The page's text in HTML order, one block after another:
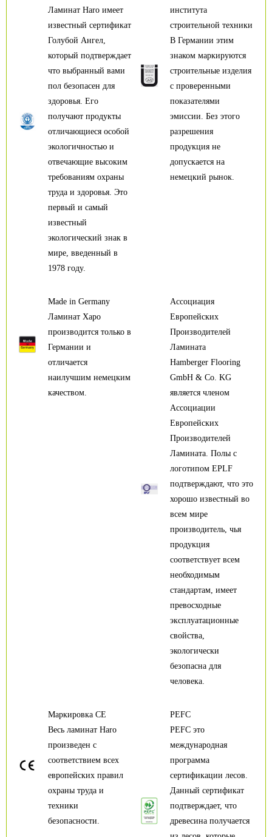
Ламинат Haro имеет
известный сертификат
Голубой Ангел,
который подтверждает
что выбранный вами
пол безопасен для
здоровья. Его
получают продукты
отличающиеся особой
экологичностью и
отвечающие высоким
требованиям охраны
труда и здоровья. Это
первый и самый
известный
экологический знак в
мире, введенный в
1978 году.
института
строительной техники
В Германии этим
знаком маркируются
строительные изделия
с проверенными
показателями
эмиссии. Без этого
разрешения
продукция не
допускается на
немецкий рынок.
Ассоциация
Европейских
Производителей
Ламината
Hamberger Flooring
GmbH & Co. KG
является членом
Ассоциации
Европейских
Производителей
Ламината. Полы с
логотипом EPLF
подтверждают, что это
хорошо известный во
всем мире
производитель, чья
продукция
соответствует всем
необходимым
стандартам, имеет
превосходные
эксплуатационные
свойства,
экологически
безопасна для
человека.
Made in Germany
Ламинат Харо
производится только в
Германии и
отличается
наилучшим немецким
качеством.
Маркировка CE
Весь ламинат Haro
произведен с
соответствием всех
европейских правил
охраны труда и
техники
безопасности.
PEFC
PEFC это
международная
программа
сертификации лесов.
Данный сертификат
подтверждает, что
древесина получается